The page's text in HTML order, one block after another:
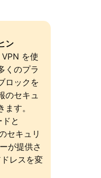
ン
を使
くのプラ
ロックを
のセキュ
ます。
と
セキュリ
が提供さ
レスを変